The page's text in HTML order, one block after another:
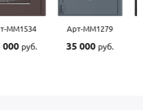
руб.
Арт-ММ1279
35 000руб.